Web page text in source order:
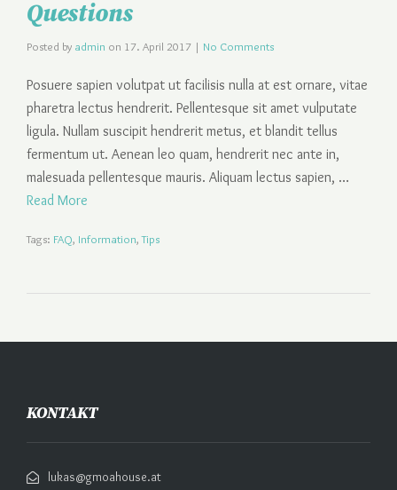
Questions
Posted by admin on 17. April 2017 | No Comments
Posuere sapien volutpat ut facilisis nulla at est ornare, vitae
pharetra lectus hendrerit. Pellentesque sit amet vulputate
ligula. Nullam suscipit hendrerit metus, et blandit tellus
fermentum ut. Aenean leo quam, hendrerit nec ante in,
malesuada pellentesque mauris. Aliquam lectus sapien, …
Read More
Tags: FAQ, Information,Tips
KONTAKT
lukas@gmoahouse.at